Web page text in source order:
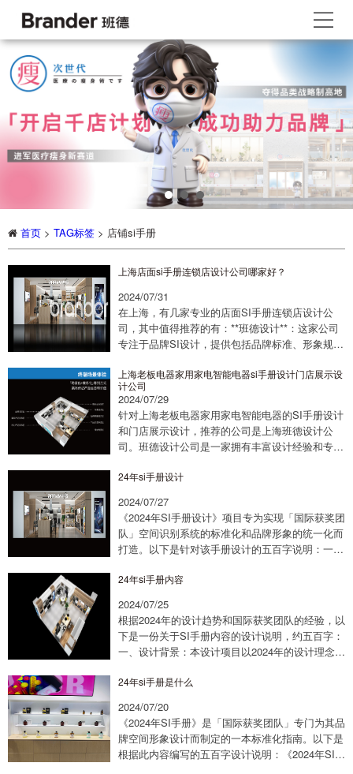
首页 > TAG标签 > 店铺si手册
上海店面si手册连锁店设计公司哪家好？
2024/07/31
在上海，有几家专业的店面SI手册连锁店设计公
司，其中值得推荐的有：**班德设计**：这家公司
专注于品牌SI设计，提供包括品牌标准、形象规
强调通过SI设计手册来树立和强化品牌形象...
上海老板电器家用家电智能电器si手册设计门店展示设
计公司
2024/07/29
针对上海老板电器家用家电智能电器的SI手册设计
和门店展示设计，推荐的公司是上海班德设计公
司。班德设计公司是一家拥有丰富设计经验和专业
展厅设计。他们提供创新的设计理念和高品质的...
24年si手册设计
2024/07/27
《2024年SI手册设计》项目专为实现「国际获奖团
队」空间识别系统的标准化和品牌形象的统一化而
打造。以下是针对该手册设计的五百字说明：一、
团队」提供一个全面的空间设计指南...
24年si手册内容
2024/07/25
根据2024年的设计趋势和国际获奖团队的经验，以
下是一份关于SI手册内容的设计说明，约五百字：
一、设计背景：本设计项目以2024年的设计理念为
面且具有前瞻性的SI手册。该手册将...
24年si手册是什么
2024/07/20
《2024年SI手册》是「国际获奖团队」专门为其品
牌空间形象设计而制定的一本标准化指南。以下是
根据此内容编写的五百字设计说明：《2024年SI手